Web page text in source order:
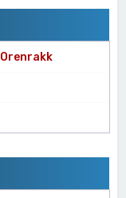
r
r
Orenrakk